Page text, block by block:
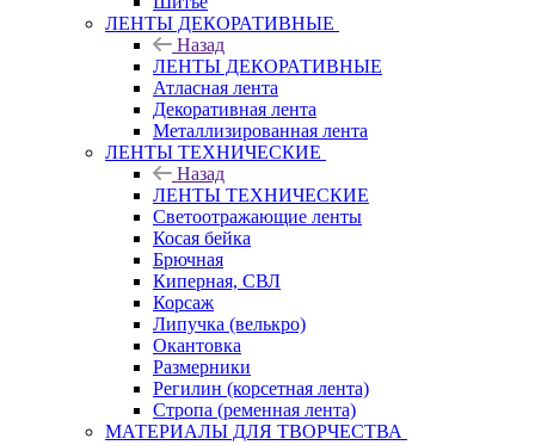
ЛЕНТЫ ДЕКОРАТИВНЫЕ
Назад
ЛЕНТЫ ДЕКОРАТИВНЫЕ
Атласная лента
Декоративная лента
Металлизированная лента
ЛЕНТЫ ТЕХНИЧЕСКИЕ
Назад
ЛЕНТЫ ТЕХНИЧЕСКИЕ
Светоотражающие ленты
Косая бейка
Брючная
Киперная, СВЛ
Корсаж
Липучка (велькро)
Окантовка
Размерники
Регилин (корсетная лента)
Стропа (ременная лента)
МАТЕРИАЛЫ ДЛЯ ТВОРЧЕСТВА